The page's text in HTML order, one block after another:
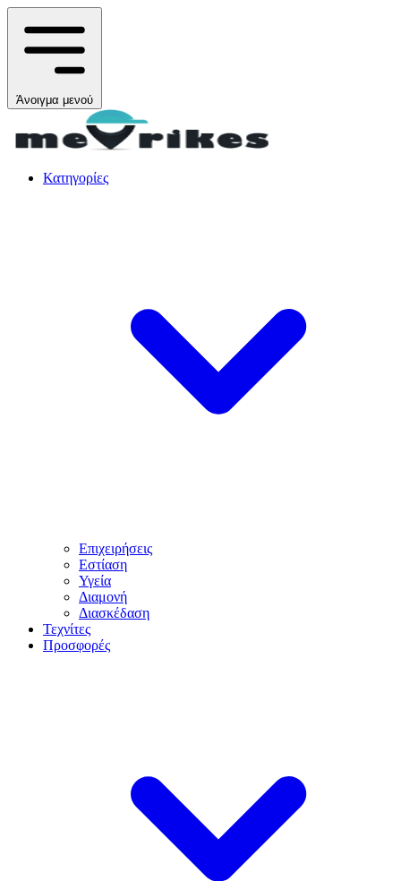
Άνοιγμα μενού
Κατηγορίες
Επιχειρήσεις
Εστίαση
Υγεία
Διαμονή
Διασκέδαση
Τεχνίτες
Προσφορές